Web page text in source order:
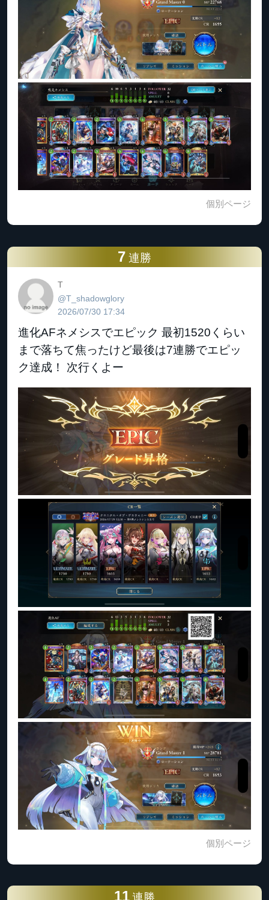
個別ページ
7 連勝
T
@T_shadowglory
2026/07/30 17:34
進化AFネメシスでエピック 最初1520くらい
まで落ちて焦ったけど最後は7連勝でエピッ
ク達成！ 次行くよー
個別ページ
11 連勝